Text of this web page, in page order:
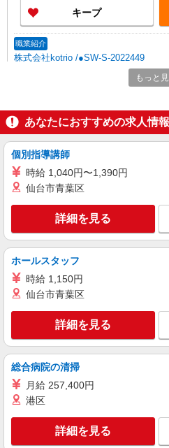
キープ
職業紹介
株式会社kotrio /●SW-S-2022449
新狭山駅＊未経
看護助手/週3〜
ン代含む)＞
埼玉県狭山市
キープ
株式会社kotrio /●SI-H-2101983
【職場環境◎】
手募集♪未経験
時給1600円
キープ
株式会社kotrio /●SW-S-2022663
新狭山駅チカ≫
時給1550円
ン代含む)＞
埼玉県狭山市
もっと
あなたにおすすめの求人情報
個別指導講師
時給 1,040円〜1,390円
仙台市青葉区
詳細を見る
ホールスタッフ
時給 1,150円
仙台市青葉区
詳細を見る
総合病院の清掃
月給 257,400円
港区
詳細を見る